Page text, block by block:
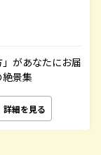
があなたにお届
景集
詳細を見る